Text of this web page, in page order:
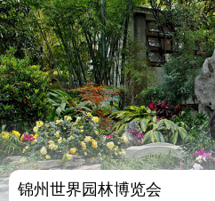
锦州世界园林博览会
